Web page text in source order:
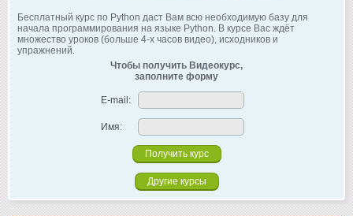
Бесплатный курс по Python даст Вам всю необходимую базу для
начала программирования на языке Python. В курсе Вас ждёт
множество уроков (больше 4-х часов видео), исходников и
упражнений.
Чтобы получить Видеокурс,
заполните форму
E-mail:
Имя:
Другие курсы